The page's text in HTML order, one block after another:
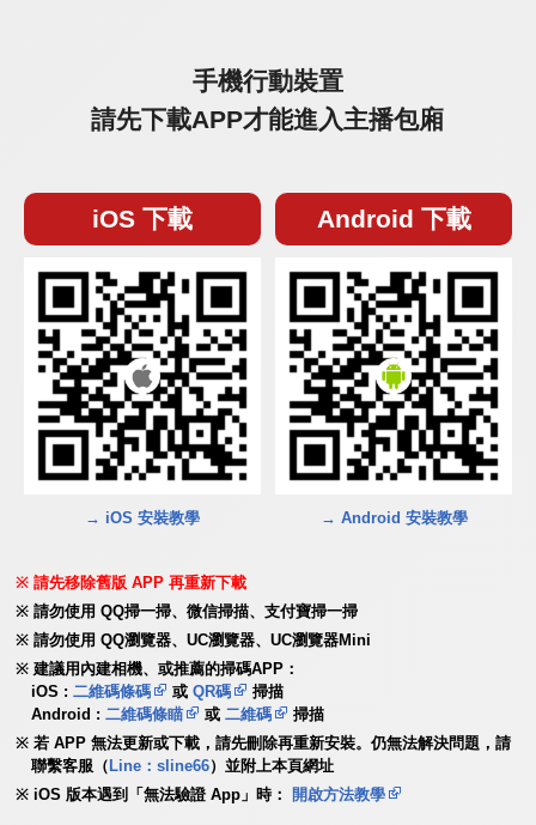
手機行動裝置
請先下載APP才能進入主播包廂
iOS 下載
→ iOS 安裝教學
Android 下載
→ Android 安裝教學
請先移除舊版 APP 再重新下載
請勿使用 QQ掃一掃、微信掃描、支付寶掃一掃
請勿使用 QQ瀏覽器、UC瀏覽器、UC瀏覽器Mini
建議用內建相機、或推薦的掃碼APP：
iOS :二維碼條碼 或QR碼
掃描
Android :二維碼條瞄 或二維碼
掃描
若 APP 無法更新或下載，請先刪除再重新安裝。仍無法解決問題，請
聯繫客服（ Line：sline66）並附上本頁網址
iOS 版本遇到「無法驗證 App」時：
開啟方法教學